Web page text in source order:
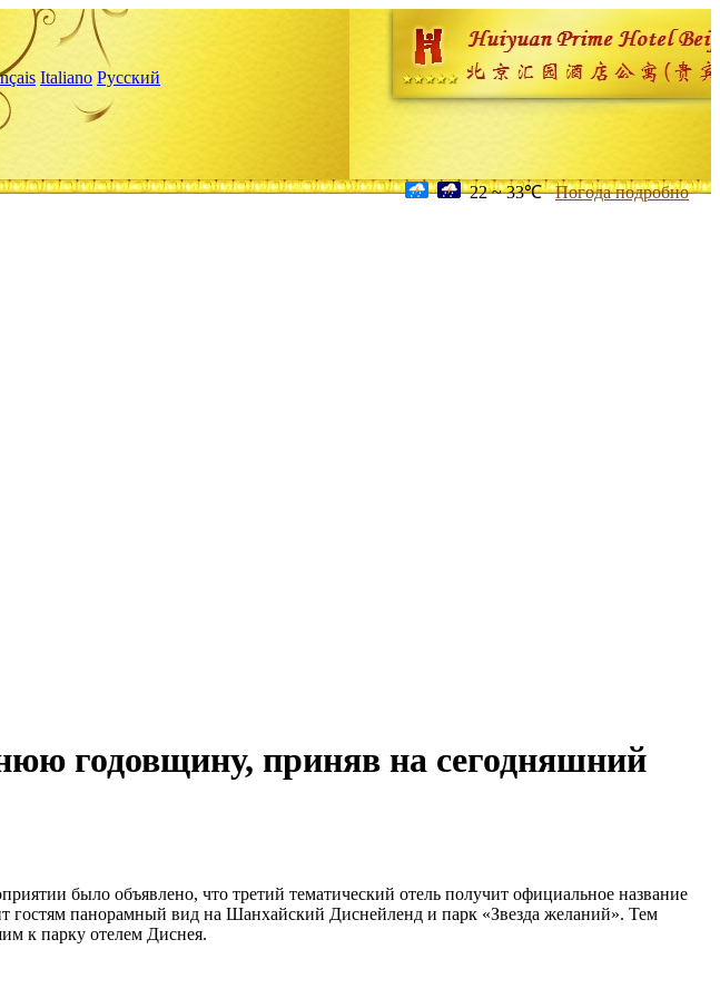
Italiano Русский
22 ~ 33℃ Погода подробно
годовщину, приняв на сегодняшний
было объявлено, что третий тематический отель получит официальное название
гостям панорамный вид на Шанхайский Диснейленд и парк «Звезда желаний». Тем
к парку отелем Диснея.